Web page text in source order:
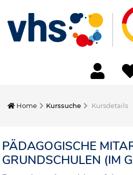
Home Kurssuche Kursdetails
PÄDAGOGISCHE
GRUNDSCHULEN (IM